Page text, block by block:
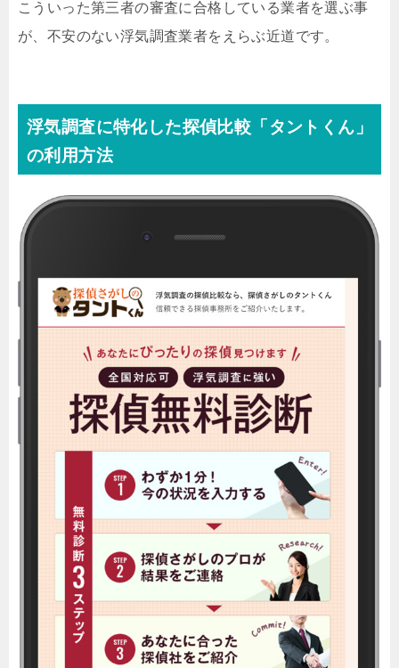
こういった第三者の審査に合格している業者を選ぶ事
が、不安のない浮気調査業者をえらぶ近道です。
浮気調査に特化した探偵比較「タントくん」
の利用方法